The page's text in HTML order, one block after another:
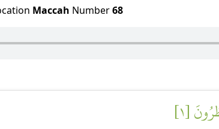
Maccah Number68
[١]